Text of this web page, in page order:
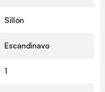
Sillón
Escandinavo
1